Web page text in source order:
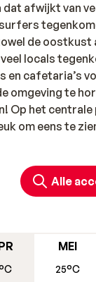
afwijkt van
de
locals
en cafetaria’s
omgeving te
Op het
om eens te
Dit is een
zorgen
16
Alle
MEI
25°C